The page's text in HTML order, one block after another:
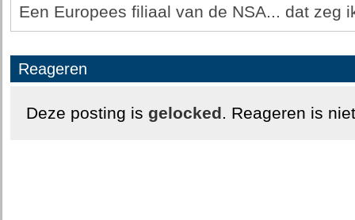
Een Europees filiaal van de NSA... dat zeg
Reageren
Deze posting is gelocked. Reageren is